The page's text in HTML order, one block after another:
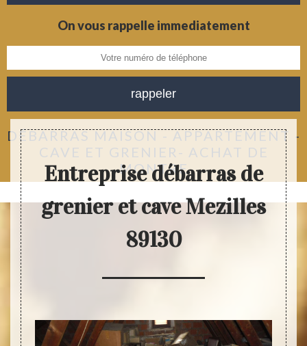
On vous rappelle immediatement
DÉBARRAS MAISON - APPARTEMENT -
CAVE ET GRENIER- ACHAT DE
MONTRE
Entreprise débarras de
grenier et cave Mezilles
89130